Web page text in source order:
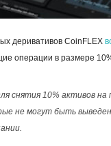
деривативов CoinFLEX
операции в размере
снятия 10% активов на
не могут быть